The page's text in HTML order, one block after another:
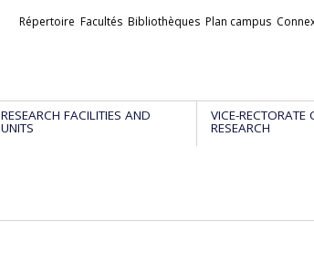
Liens
Répertoire Facultés Bibliothèques Plan campus
RESEARCH FACILITIES AND
UNITS
VICE-RECTORATE
RESEARCH